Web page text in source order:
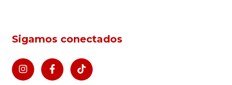
Sigamos conectados